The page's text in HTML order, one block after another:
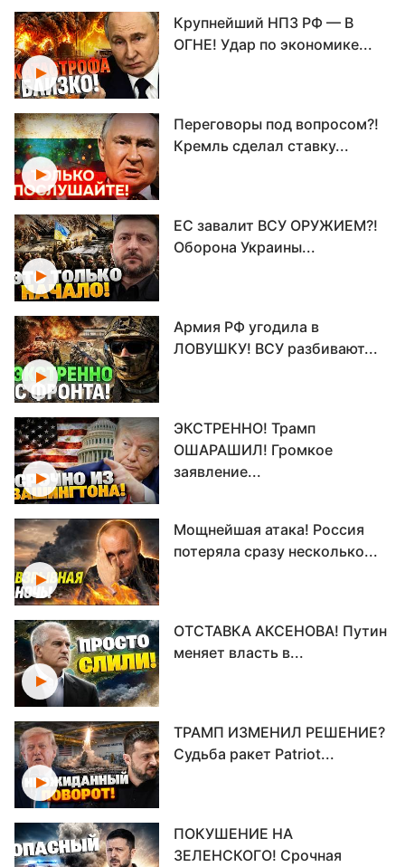
Крупнейший НПЗ РФ — В
ОГНЕ! Удар по экономике...
Переговоры под вопросом?!
Кремль сделал ставку...
ЕС завалит ВСУ ОРУЖИЕМ?!
Оборона Украины...
Армия РФ угодила в
ЛОВУШКУ! ВСУ разбивают...
ЭКСТРЕННО! Трамп
ОШАРАШИЛ! Громкое
заявление...
Мощнейшая атака! Россия
потеряла сразу несколько...
ОТСТАВКА АКСЕНОВА! Путин
меняет власть в...
ТРАМП ИЗМЕНИЛ РЕШЕНИЕ?
Судьба ракет Patriot...
ПОКУШЕНИЕ НА
ЗЕЛЕНСКОГО! Срочная